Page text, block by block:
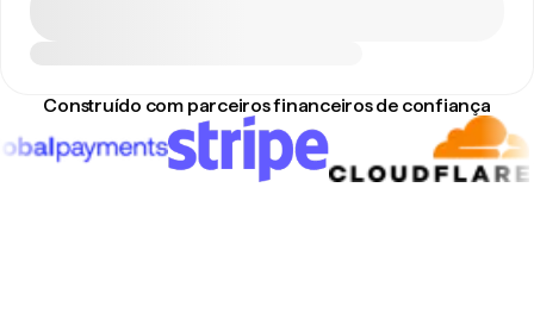
Construído com parceiros financeiros de confiança